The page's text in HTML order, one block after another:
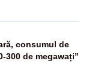
consumul de
300 de megawați”